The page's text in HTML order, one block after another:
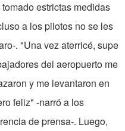
estrictas medidas
a los pilotos no se les
. "Una vez aterricé, supe
del aeropuerto me
y me levantaron en
feliz" -narró a los
de prensa-. Luego,